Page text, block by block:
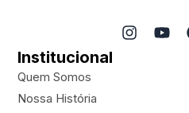
I
n
Y
o
Institucional
Quem Somos
Nossa História